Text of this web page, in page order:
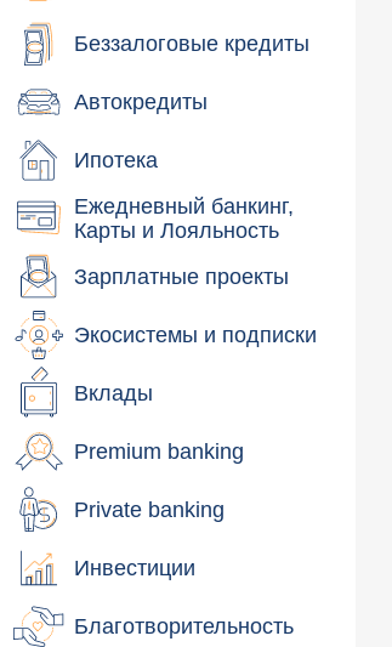
Беззалоговые кредиты
Автокредиты
Ипотека
Ежедневный банкинг,
Карты и Лояльность
Зарплатные проекты
Экосистемы и подписки
Вклады
Premium banking
Private banking
Инвестиции
Благотворительность